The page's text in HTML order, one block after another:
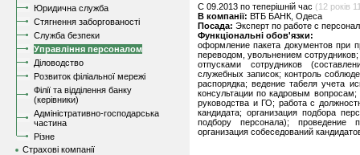
Юридична служба
Стягнення заборгованості
Служба безпеки
Управління персоналом
Діловодство
Розвиток філіальної мережі
Філії та відділення банку
(керівники)
Адміністративно-господарська
частина
Різне
Страхові компанії
C 09.2013 по теперішній час (12 років
В компанії: ВТБ БАНК, Одеса
Посада: Эксперт по работе с
Функціональні обов'язки:
оформление пакета документов при
переводом, увольнением
отпусками сотрудников
служебных записок; контроль
распорядка; ведение табеля учета
консультации по кадровым
руководства и ГО; работа с
кандидата; организация подбора
подбору персонала);
организация собеседований